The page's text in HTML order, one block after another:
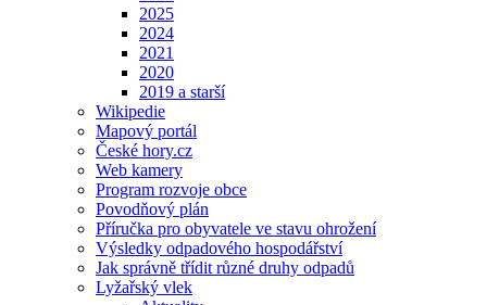
2025
2024
2021
2020
2019 a starší
Wikipedie
Mapový portál
České hory.cz
Web kamery
Program rozvoje obce
Povodňový plán
Příručka pro obyvatele ve stavu ohrožení
Výsledky odpadového hospodářství
Jak správně třídit různé druhy odpadů
Lyžařský vlek